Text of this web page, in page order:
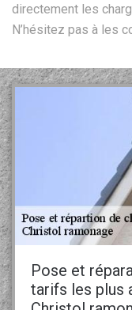
directement les
N’hésitez pas à les
Pose et
tarifs les plus